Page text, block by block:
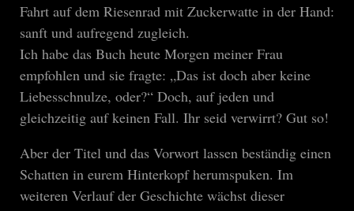
Fahrt auf dem Riesenrad mit Zuckerwatte in der Hand:
sanft und aufregend zugleich.
Ich habe das Buch heute Morgen meiner Frau
empfohlen und sie fragte: „Das ist doch aber keine
Liebesschnulze, oder?“ Doch, auf jeden und
gleichzeitig auf keinen Fall. Ihr seid verwirrt? Gut so!
Aber der Titel und das Vorwort lassen beständig einen
Schatten in eurem Hinterkopf herumspuken. Im
weiteren Verlauf der Geschichte wächst dieser